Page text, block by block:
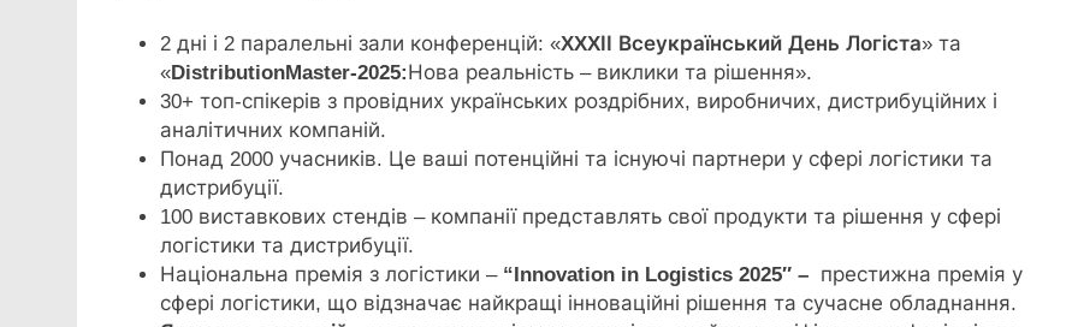
2 дні і 2 паралельні зали конференцій: «XXXІІ Всеукраїнський День Логіста» та
«DistributionMaster-2025:Нова реальність – виклики та рішення».
30+ топ-спікерів з провідних українських роздрібних, виробничих, дистрибуційних і
аналітичних компаній.
Понад 2000 учасників. Це ваші потенційні та існуючі партнери у сфері логістики та
дистрибуції.
100 виставкових стендів – компанії представлять свої продукти та рішення у сфері
логістики та дистрибуції.
Національна премія з логістики – “Innovationin Logistics 2025″ –престижна премія у
сфері логістики, що відзначає найкращі інноваційні рішення та сучасне обладнання.